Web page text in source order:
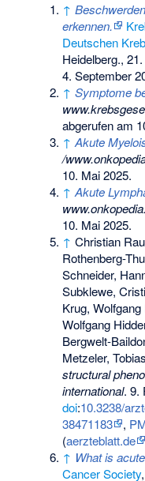
↑
erkennen.
Deutschen
Heidelberg.,
4. September
↑ Symptome
abgerufen am
↑ Akute
/
10. Mai 2025.
↑ Akute
10. Mai 2025.
↑ Christian
Rothenberg-
Schneider,
Subklewe,
Krug,
Wolfgang
Bergwelt-
Metzeler,
structural
international. 9.
doi:10.3238/
38471183
,
(aerzteblatt.de
↑ What is
Cancer Society